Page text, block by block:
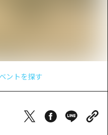
ントを探す